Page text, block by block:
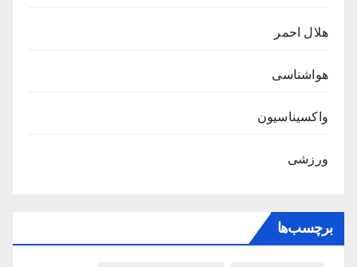
هلال احمر
هواشناسی
واکسیناسیون
ورزشی
برچسب‌ها